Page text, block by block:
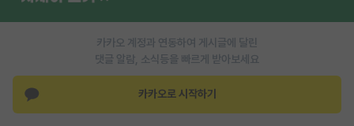
반도체/AI 게시판
장학금/장학생 게시판
홍보 게시판
카카오 계정과 연동하여 게시글에 달린
댓글 알람, 소식등을 빠르게 받아보세요
카카오로 시작하기